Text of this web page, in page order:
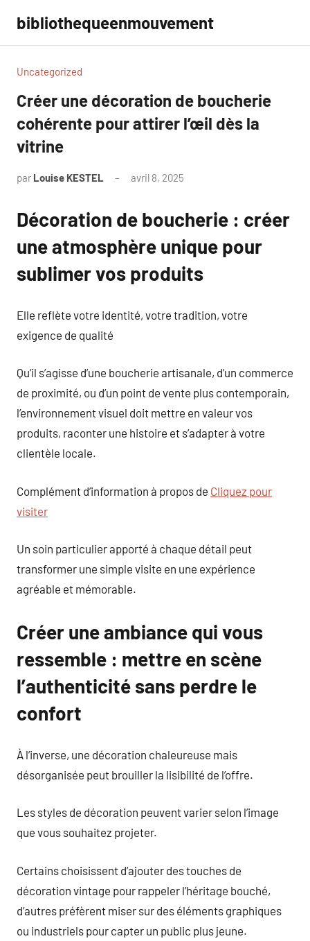
contenu
bibliothequeenmouvement
Uncategorized
Créer une décoration de boucherie
cohérente pour attirer l’œil dès la
vitrine
par Louise KESTEL avril 8, 2025
Décoration de boucherie : créer
une atmosphère unique pour
sublimer vos produits
Elle reflète votre identité, votre tradition, votre
exigence de qualité
Qu’il s’agisse d’une boucherie artisanale, d’un commerce
de proximité, ou d’un point de vente plus contemporain,
l’environnement visuel doit mettre en valeur vos
produits, raconter une histoire et s’adapter à votre
clientèle locale.
Complément d’information à propos de Cliquez pour
visiter
Un soin particulier apporté à chaque détail peut
transformer une simple visite en une expérience
agréable et mémorable.
Créer une ambiance qui vous
ressemble : mettre en scène
l’authenticité sans perdre le
confort
À l’inverse, une décoration chaleureuse mais
désorganisée peut brouiller la lisibilité de l’offre.
Les styles de décoration peuvent varier selon l’image
que vous souhaitez projeter.
Certains choisissent d’ajouter des touches de
décoration vintage pour rappeler l’héritage bouché,
d’autres préfèrent miser sur des éléments graphiques
ou industriels pour capter un public plus jeune.